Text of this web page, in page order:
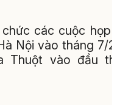
các cuộc họp
Nội vào tháng 7/
Thuột vào đầu